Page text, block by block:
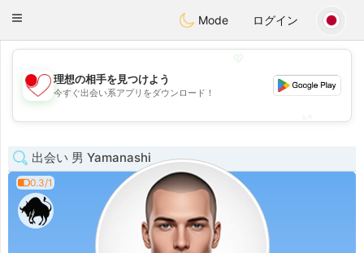
日本Chat
Toggle
Mode ログイン
💖
💕
理想の相手を見つけよう
今すぐ出会い系アプリをダウンロード！
出会い 男 Yamanashi
0.3/1